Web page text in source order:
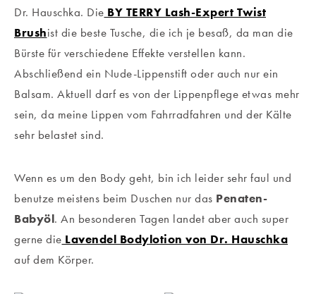
Dr. Hauschka. Die BY TERRY Lash-Expert Twist
Brushist die beste Tusche, die ich je besaß, da man die
Bürste für verschiedene Effekte verstellen kann.
Abschließend ein Nude-Lippenstift oder auch nur ein
Balsam. Aktuell darf es von der Lippenpflege etwas mehr
sein, da meine Lippen vom Fahrradfahren und der Kälte
sehr belastet sind.
Wenn es um den Body geht, bin ich leider sehr faul und
benutze meistens beim Duschen nur das Penaten-
Babyöl. An besonderen Tagen landet aber auch super
gerne die Lavendel Bodylotion von Dr. Hauschka
auf dem Körper.